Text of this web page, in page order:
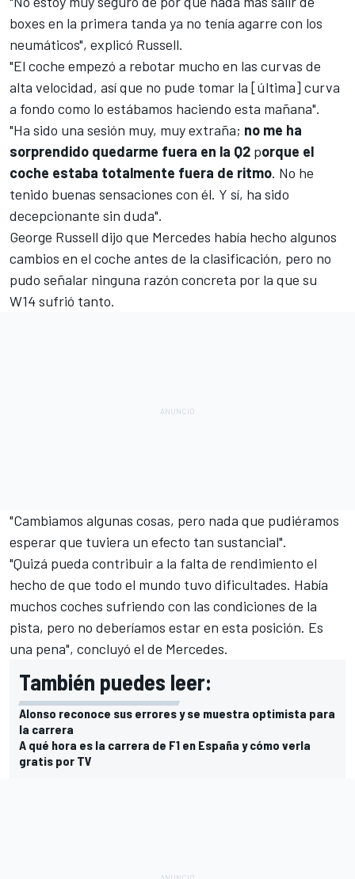
boxes en la primera tanda ya no tenía agarre con los
neumáticos", explicó Russell.
"El coche empezó a rebotar mucho en las curvas de
alta velocidad, así que no pude tomar la [última] curva
a fondo como lo estábamos haciendo esta mañana".
"Ha sido una sesión muy, muy extraña; no me ha
sorprendido quedarme fuera en la Q2 porque el
coche estaba totalmente fuera de ritmo. No he
tenido buenas sensaciones con él. Y sí, ha sido
decepcionante sin duda".
George Russell dijo que Mercedes había hecho algunos
cambios en el coche antes de la clasificación, pero no
pudo señalar ninguna razón concreta por la que su
W14sufrió tanto.
"Cambiamos algunas cosas, pero nada que pudiéramos
esperar que tuviera un efecto tan sustancial".
"Quizá pueda contribuir a la falta de rendimiento el
hecho de que todo el mundo tuvo dificultades. Había
muchos coches sufriendo con las condiciones de la
pista, pero no deberíamos estar en esta posición. Es
una pena", concluyó el de Mercedes.
También puedes leer:
Alonso reconoce sus errores y se muestra optimista para
la carrera
A qué hora es la carrera de F1 en España y cómo verla
gratis por TV